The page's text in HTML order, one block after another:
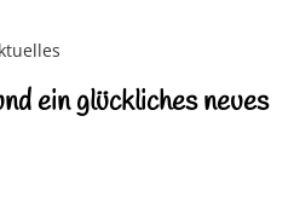
ein glückliches neues